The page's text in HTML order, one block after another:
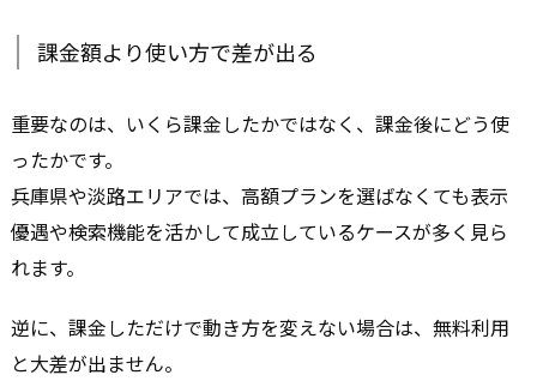
課金額より使い方で差が出る
重要なのは、いくら課金したかではなく、課金後にどう使
ったかです。
兵庫県や淡路エリアでは、高額プランを選ばなくても表示
優遇や検索機能を活かして成立しているケースが多く見ら
れます。
逆に、課金しただけで動き方を変えない場合は、無料利用
と大差が出ません。